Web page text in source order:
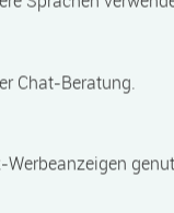
Chat-Beratung.